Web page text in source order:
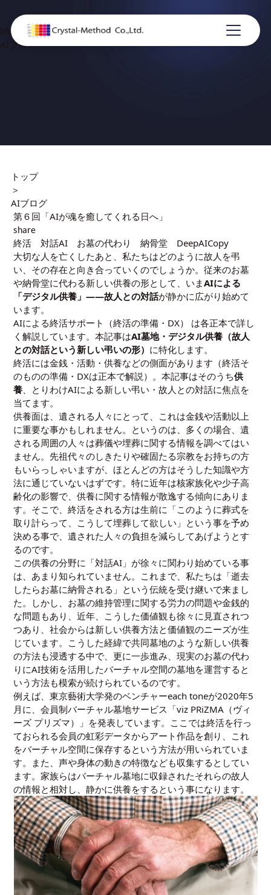
blog
AIブログ
トップ
＞
AIブログ
第６回「AIが魂を癒してくれる日へ」
share
終活 対話AI お墓の代わり 納骨堂 DeepAICopy
大切な人を亡くしたあと、私たちはどのように故人を弔
い、その存在と向き合っていくのでしょうか。従来のお墓
や納骨堂に代わる新しい供養の形として、いまAIによる
「デジタル供養」——故人との対話が静かに広がり始めて
います。
AIによる終活サポート（終活の準備・DX）
は各正本で詳し
く解説しています。本記事はAI墓地・デジタル供養（故人
との対話という新しい弔いの形） に特化します。
終活には金銭・活動・供養などの側面があります（終活そ
のものの準備・DXは正本で解説）。本記事はそのうち供
養、とりわけAIによる新しい弔い・故人との対話に焦点を
当てます。
供養面は、遺される人々にとって、これは金銭や活動以上
に重要な事かもしれません。というのは、多くの場合、遺
される周囲の人々は葬儀や埋葬に関する情報を調べてはい
ません。先祖代々のしきたりや確固たる宗教をお持ちの方
もいらっしゃいますが、ほとんどの方はそうした知識や方
法に通じていないはずです。特に近年は核家族化や少子高
齢化の影響で、供養に関する情報が散逸する傾向にありま
す。そこで、終活をされる方は生前に「このように葬式を
取り計らって、こうして埋葬して欲しい」という事を予め
決める事で、遺された人々の負担を減らしてあげようとす
るのです。
この供養の分野に「対話AI」が徐々に関わり始めている事
は、あまり知られていません。これまで、私たちは「逝去
したらお墓に納骨される」という伝統を受け継いで来まし
た。しかし、お墓の維持管理に関する労力の問題や金銭的
な問題もあり、近年、こうした価値観も徐々に見直されつ
つあり、社会からは新しい供養方法と価値観のニーズが生
じています。こうした経緯で共同墓地のような新しい供養
の方法も浸透する中で、更に一歩進み、現実のお墓の代わ
りにAI技術を活用したバーチャル空間の墓地を運営すると
いう方法も模索が続けられているのです。
例えば、東京藝術大学発のベンチャーeach toneが2020年5
月に、会員制バーチャル墓地サービス「viz PRiZMA（ヴィ
ーズ プリズマ）」を発表しています。ここでは終活を行っ
ておられる会員の虹彩データからアート作品を創り、これ
をバーチャル空間に保存するという方法が用いられていま
す。また、声や身体の動きの特徴なども収集するとしてい
ます。家族らはバーチャル墓地に収録されたそれらの故人
の情報と相対し、静かに供養をするという事になります。